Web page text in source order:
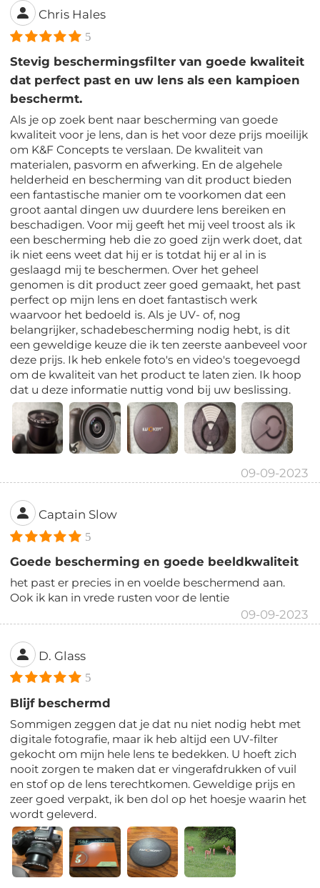
Chris Hales
5
Stevig beschermingsfilter van goede kwaliteit
dat perfect past en uw lens als een kampioen
beschermt.
Als je op zoek bent naar bescherming van goede
kwaliteit voor je lens, dan is het voor deze prijs moeilijk
om K&F Concepts te verslaan. De kwaliteit van
materialen, pasvorm en afwerking. En de algehele
helderheid en bescherming van dit product bieden
een fantastische manier om te voorkomen dat een
groot aantal dingen uw duurdere lens bereiken en
beschadigen. Voor mij geeft het mij veel troost als ik
een bescherming heb die zo goed zijn werk doet, dat
ik niet eens weet dat hij er is totdat hij er al in is
geslaagd mij te beschermen. Over het geheel
genomen is dit product zeer goed gemaakt, het past
perfect op mijn lens en doet fantastisch werk
waarvoor het bedoeld is. Als je UV- of, nog
belangrijker, schadebescherming nodig hebt, is dit
een geweldige keuze die ik ten zeerste aanbeveel voor
deze prijs. Ik heb enkele foto's en video's toegevoegd
om de kwaliteit van het product te laten zien. Ik hoop
dat u deze informatie nuttig vond bij uw beslissing.
09-09-2023
Captain Slow
5
Goede bescherming en goede beeldkwaliteit
het past er precies in en voelde beschermend aan.
Ook ik kan in vrede rusten voor de lentie
09-09-2023
D. Glass
5
Blijf beschermd
Sommigen zeggen dat je dat nu niet nodig hebt met
digitale fotografie, maar ik heb altijd een UV-filter
gekocht om mijn hele lens te bedekken. U hoeft zich
nooit zorgen te maken dat er vingerafdrukken of vuil
en stof op de lens terechtkomen. Geweldige prijs en
zeer goed verpakt, ik ben dol op het hoesje waarin het
wordt geleverd.